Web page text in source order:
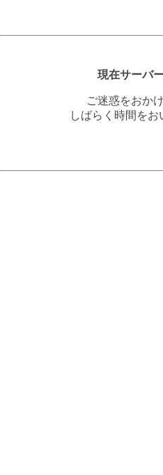
現在サーバ
ご迷惑をおか
しばらく時間を